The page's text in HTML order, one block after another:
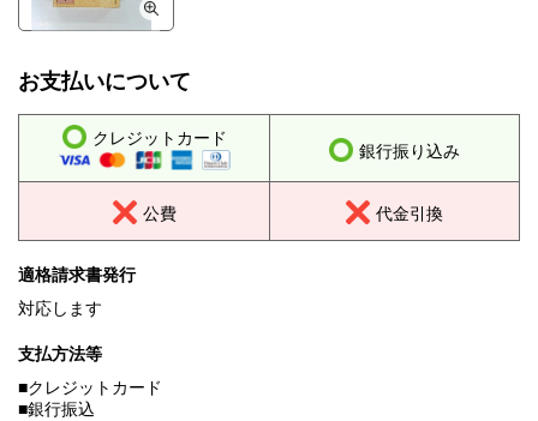
お支払いについて
クレジットカード
銀行振り込み
公費 代金引換
適格請求書発行
対応します
支払方法等
■クレジットカード
■銀行振込